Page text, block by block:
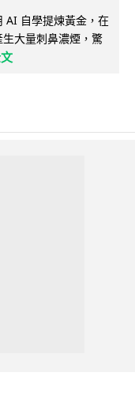
AI 自學提煉黃金，在
大量刺鼻濃煙，驚